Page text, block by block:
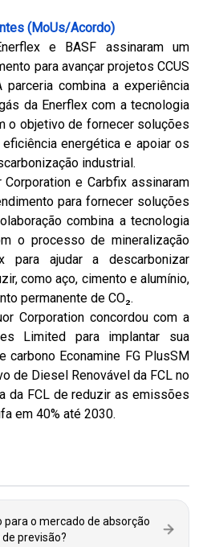
(MoUs/Acordo)
e BASF assinaram um
para avançar projetos CCUS
combina a experiência
da Enerflex com a tecnologia
o objetivo de fornecer soluções
energética e apoiar os
industrial.
Corporation e Carbfix assinaram
para fornecer soluções
combina a tecnologia
o processo de mineralização
para ajudar a descarbonizar
como aço, cimento e alumínio,
permanente de CO₂.
Corporation concordou com a
Limited para implantar sua
carbono Econamine FG PlusSM
de Diesel Renovável da FCL no
da FCL de reduzir as emissões
em 40% até 2030.
para o mercado de absorção
previsão?